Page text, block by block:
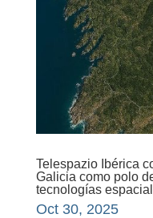
Telespazio Ibérica
Galicia como polo
tecnologías
Oct 30, 2025